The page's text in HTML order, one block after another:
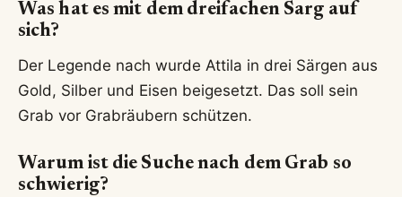
Was hat es mit dem dreifachen Sarg auf
sich?
Der Legende nach wurde Attila in drei Särgen aus
Gold, Silber und Eisen beigesetzt. Das soll sein
Grab vor Grabräubern schützen.
Warum ist die Suche nach dem Grab so
schwierig?